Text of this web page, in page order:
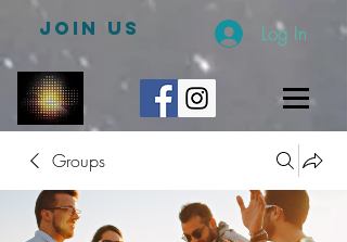
JOIN US Log In
Groups